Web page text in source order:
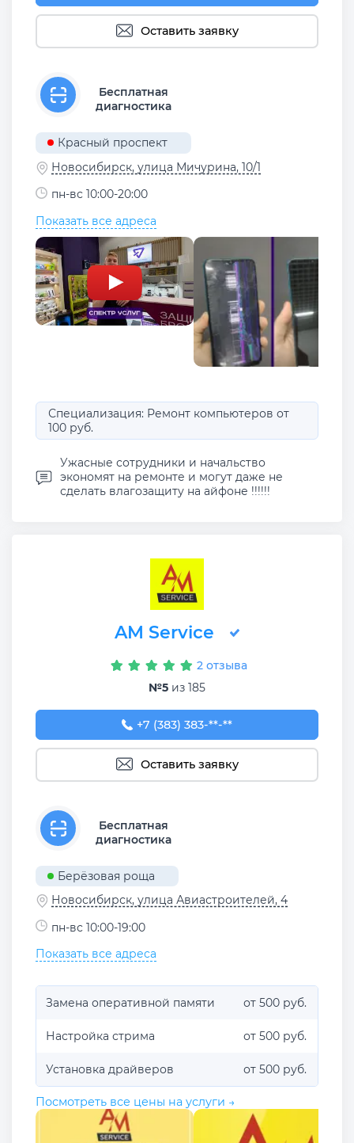
Оставить заявку
Бесплатная
диагностика
Красный проспект
Новосибирск, улица Мичурина, 10/1
пн-вс 10:00-20:00
Показать все адреса
Специализация: Ремонт компьютеров от
100 руб.
Ужасные сотрудники и начальство
экономят на ремонте и могут даже не
сделать влагозащиту на айфоне !!!!!!
AM Service
2 отзыва
№5 из 185
+7 (383) 383-65-03
+7 (383) 383-**-**
Оставить заявку
Бесплатная
диагностика
Берёзовая роща
Новосибирск, улица Авиастроителей, 4
пн-вс 10:00-19:00
Показать все адреса
Замена оперативной памяти от 500 руб.
Настройка стрима от 500 руб.
Установка драйверов от 500 руб.
Посмотреть все цены на услуги →